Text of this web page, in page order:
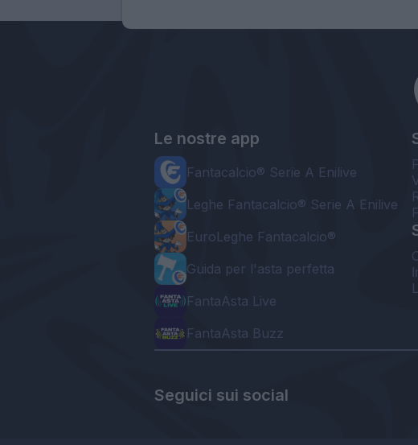
Le nostre app
Fantacalcio® Serie A Enilive
Leghe Fantacalcio® Serie A Enilive
EuroLeghe Fantacalcio®
Guida per l'asta perfetta
FantaAsta Live
FantaAsta Buzz
Seguici sui social